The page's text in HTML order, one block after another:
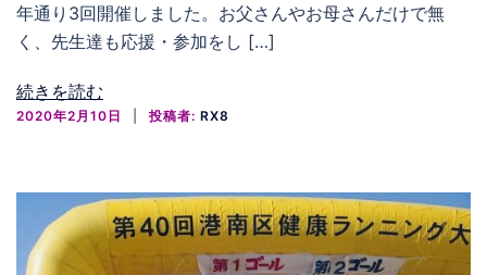
年通り3回開催しました。お父さんやお母さんだけで無
く、先生達も応援・参加をし […]
続きを読む
2020年2月10日 投稿者: RX8